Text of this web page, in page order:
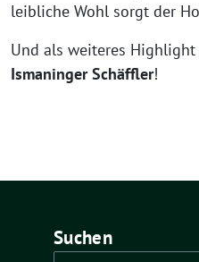
leibliche Wohl sorgt der
Und als weiteres
Ismaninger Schäffler!
Suchen